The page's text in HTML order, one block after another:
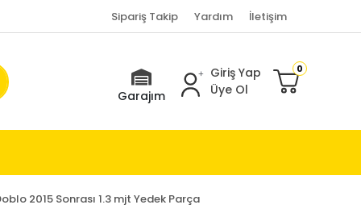
Sipariş Takip Yardım İletişim
Garajım
Giriş Yap
Üye Ol
0
2015 Sonrası 1.3 mjt Yedek Parça